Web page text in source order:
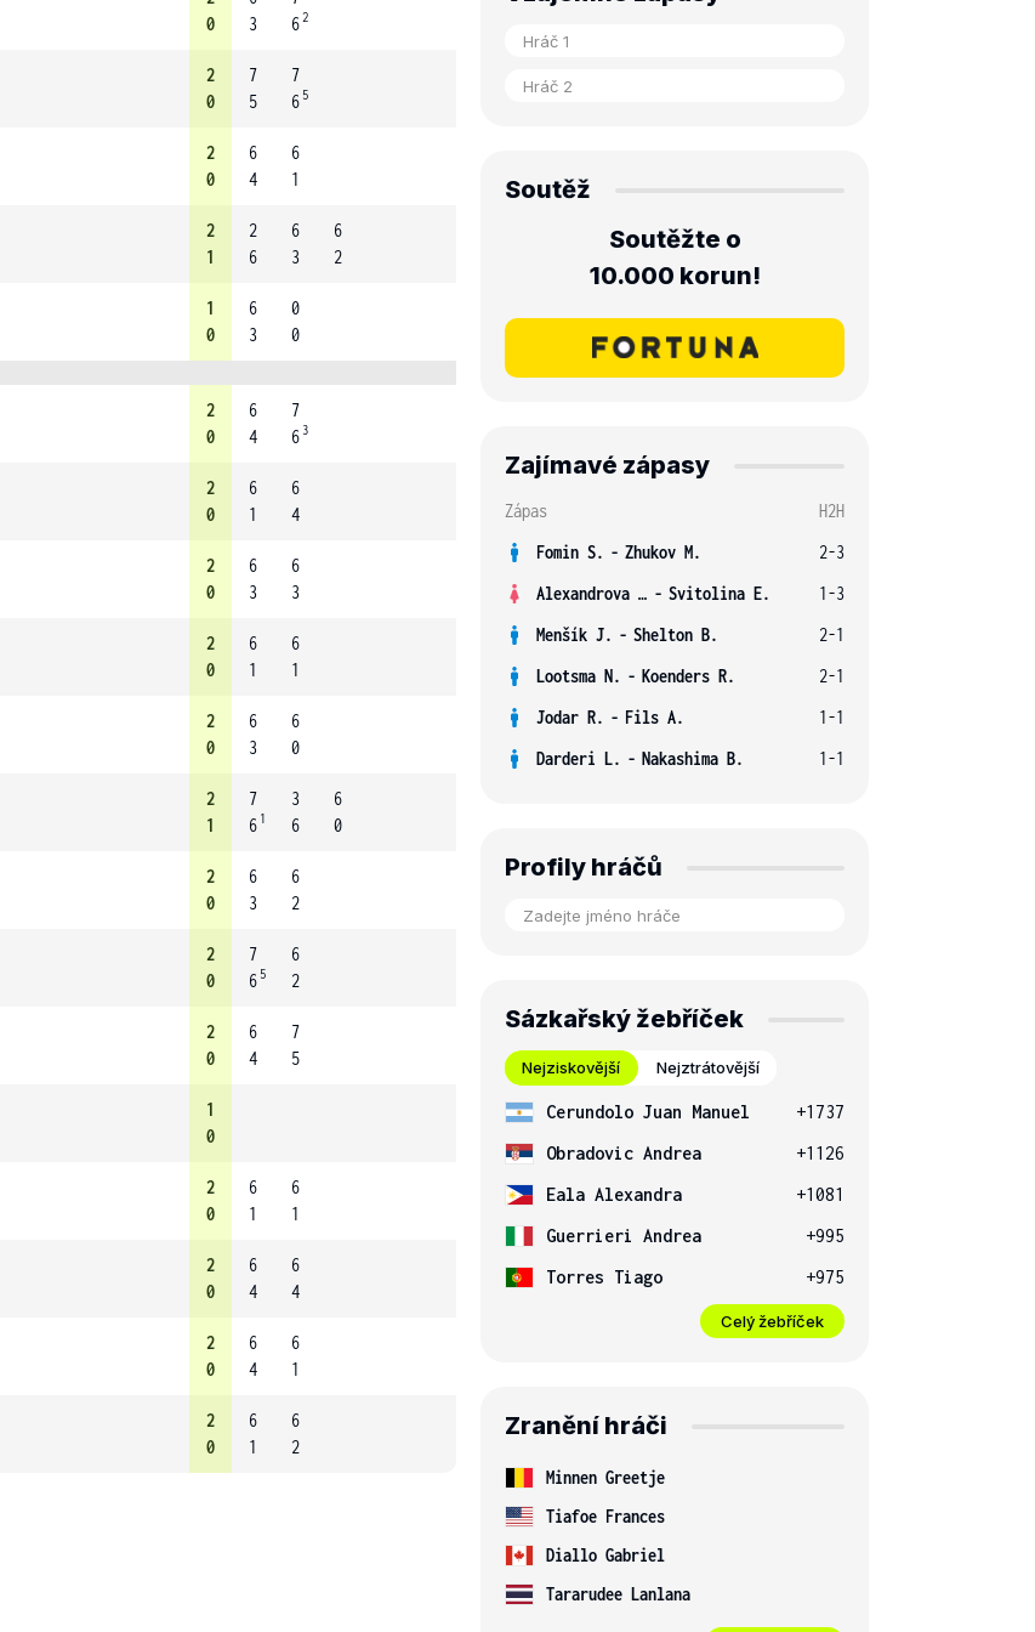
0
3
62
2
0
7
5
7
6 5
2
0
6
4
6
1
2
1
2
6
6
3
6
2
1
0
6
3
0
0
2
0
6
4
7
6 3
2
0
6
1
6
4
2
0
6
3
6
3
2
0
6
1
6
1
2
0
6
3
6
0
2
1
7
6 1
3
6
6
0
2
0
6
3
6
2
2
0
7
6 5
6
2
2
0
6
4
7
5
1
0
2
0
6
1
6
1
2
0
6
4
6
4
2
0
6
4
6
1
2
0
6
1
6
2
Soutěž
Soutěžte o
10.000 korun!
Zajímavé zápasy
Zápas
H2H
Fomin S. - Zhukov M.
2-3
Alexandrova E. - Svitolina E.
1-3
Menšík J. - Shelton B.
2-1
Lootsma N. - Koenders R.
2-1
Jodar R. - Fils A.
1-1
Darderi L. - Nakashima B. 1-1
Profily hráčů
Sázkařský žebříček
Nejziskovější Nejztrátovější
Cerundolo Juan Manuel
+1737
Obradovic Andrea
+1126
Eala Alexandra
+1081
Guerrieri Andrea
+995
Torres Tiago
+975
Celý žebříček
Zranění hráči
Minnen Greetje
Tiafoe Frances
Diallo Gabriel
Tararudee Lanlana